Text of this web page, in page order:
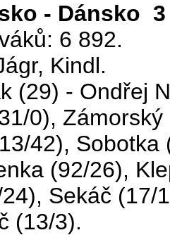
- Dánsko
6 892.
Kindl.
(29) - Ondřej
0),
42),
(92/26),
Sekáč (17/
(13/3).